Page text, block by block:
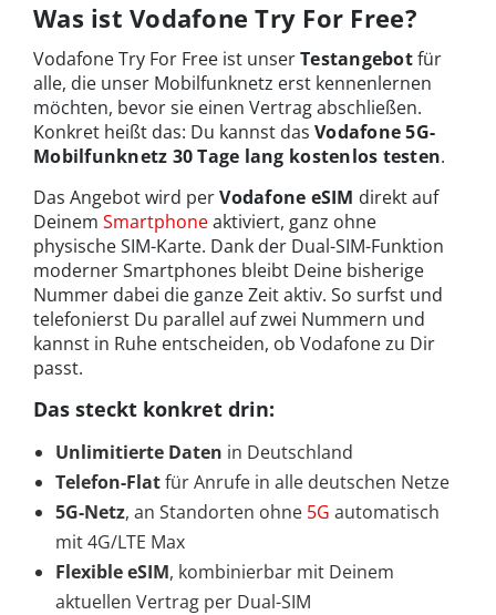
Was ist Vodafone Try For Free?
Vodafone Try For Free ist unserTestangebotfür
alle, die unser Mobilfunknetz erst kennenlernen
möchten, bevor sie einen Vertrag abschließen.
Konkret heißt das: Du kannst das Vodafone 5G-
Mobilfunknetz 30 Tage lang kostenlos testen.
Das Angebot wird perVodafone eSIM direkt auf
Deinem Smartphoneaktiviert, ganz ohne
physische SIM-Karte. Dank der Dual-SIM-Funktion
moderner Smartphones bleibt Deine bisherige
Nummer dabei die ganze Zeit aktiv. So surfst und
telefonierst Du parallel auf zwei Nummern und
kannst in Ruhe entscheiden, ob Vodafone zu Dir
passt.
Das steckt konkret drin:
Unlimitierte Daten in Deutschland
Telefon-Flatfür Anrufe in alle deutschen Netze
5G-Netz, an Standorten ohne 5G automatisch
mit 4G/LTE Max
Flexible eSIM, kombinierbar mit Deinem
aktuellen Vertrag per Dual-SIM